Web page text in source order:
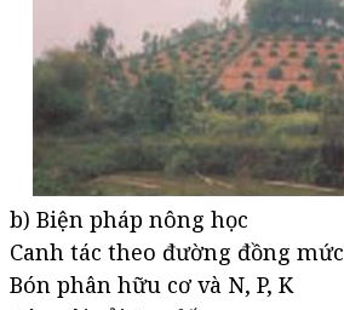
b) Biện pháp nông học
Canh tác theo đường đồng mức
Bón phân hữu cơ và N, P, K